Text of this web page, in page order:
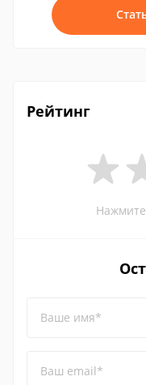
Рейтинг
Ваше имя*
Ваш email*